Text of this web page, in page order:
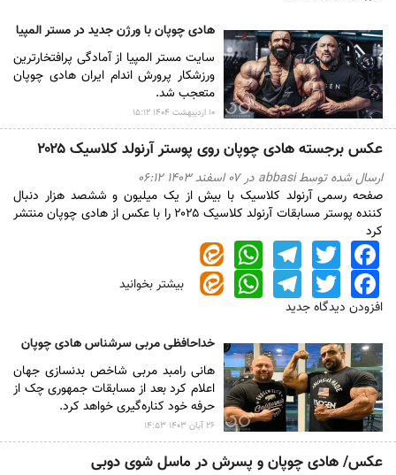
چوپان
در
جشن
تولد
ستاره
هالیوود
هادی چوپان با ورژن جدید در مستر المپیا
سایت مستر المپیا از آمادگی پرافتخارترین
ورزشکار پرورش اندام ایران هادی چوپان
متعجب شد.
۱۰ ارديبهشت ۱۴۰۴ ۱۵:۱۲
عکس برجسته هادی چوپان روی پوستر آرنولد کلاسیک ۲۰۲۵
ارسال شده توسطabbasi در ۰۷ اسفند ۱۴۰۳ ۰۶:۱۲
صفحه رسمی آرنولد کلاسیک با بیش از یک میلیون و ششصد هزار دنبال
کننده پوستر مسابقات آرنولد کلاسیک ۲۰۲۵ را با عکس از هادی چوپان منتشر
کرد
Facebook
Twitter
Telegram
WhatsApp
Facebook
Twitter
Telegram
WhatsApp
بیشتر بخوانید
هادی
چوپان
روی
پوستر
آرنولد
۲۰۲۵
افزودن دیدگاه جدید
خداحافظی مربی سرشناس هادی چوپان
هانی رامبد مربی شاخص بدنسازی جهان
اعلام کرد بعد از مسابقات جمهوری چک از
حرفه خود کناره‌گیری خواهد کرد.
۲۶ آبان ۱۴۰۳ ۱۴:۵۳
عکس/ هادی چوپان و پسرش در ماسل شوی دوبی